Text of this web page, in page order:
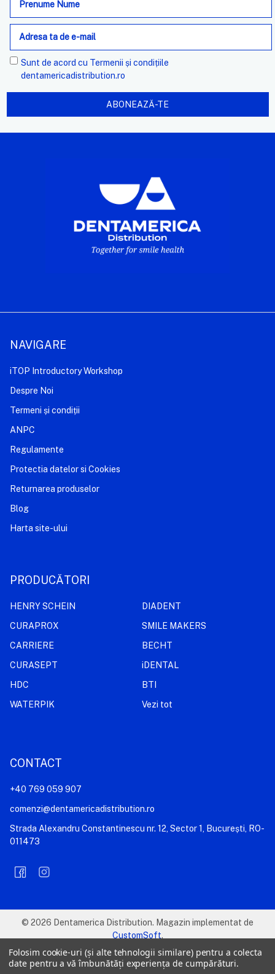
e-
mail
Sunt de acord cu Termenii și condițiile
dentamericadistribution.ro
NAVIGARE
iTOP Introductory Workshop
Despre Noi
Termeni și condiții
ANPC
Regulamente
Protectia datelor si Cookies
Returnarea produselor
Blog
Harta site-ului
PRODUCĂTORI
HENRY SCHEIN
CURAPROX
CARRIERE
CURASEPT
HDC
WATERPIK
DIADENT
SMILE MAKERS
BECHT
iDENTAL
BTI
Vezi tot
CONTACT
+40 769 059 907
comenzi@dentamericadistribution.ro
Strada Alexandru Constantinescu nr. 12, Sector 1, București, RO-
011473
© 2026 Dentamerica Distribution. Magazin implementat de
CustomSoft.
Folosim cookie-uri (și alte tehnologii similare) pentru a colecta
date pentru a vă îmbunătăți experiența de cumpărături.